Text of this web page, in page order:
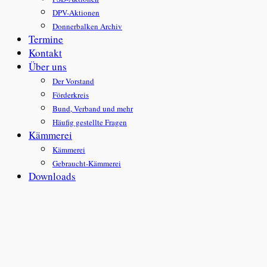
DPV-Aktionen
Donnerbalken Archiv
Termine
Kontakt
Über uns
Der Vorstand
Förderkreis
Bund, Verband und mehr
Häufig gestellte Fragen
Kämmerei
Kämmerei
Gebraucht-Kämmerei
Downloads